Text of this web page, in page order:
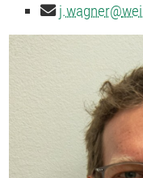
j.wagner@